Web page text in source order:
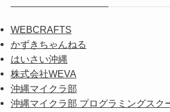
WEBCRAFTS
かずきちゃんねる
はいさい沖縄
株式会社WEVA
沖縄マイクラ部
沖縄マイクラ部 プログラミングスク